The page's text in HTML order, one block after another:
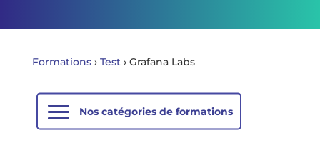
Formations › Test › Grafana Labs